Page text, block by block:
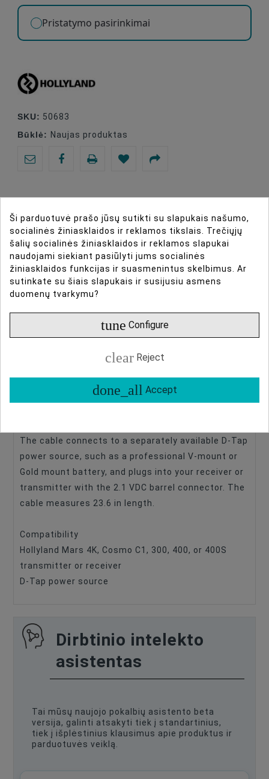
Pristatymo pasirinkimai
SKU: 50683
Būklė: Naujas produktas
DIRBTINIO INTELEKTO ASISTENTAS
DAUGIAU INFORMACIJOS
ATSILIEPIMAI
D-Tap Male And DC Male
Power your Mars 4K, Cosmo C1, 300, 400, or 400S
The cable connects to a separately available D-Tap
power source, such as a professional V-mount or
Gold mount battery, and plugs into your receiver or
transmitter with the 2.1 VDC barrel connector. The
cable measures 23.6 in length.
Compatibility
Hollyland Mars 4K, Cosmo C1, 300, 400, or 400S
transmitter or receiver
D-Tap power source
Dirbtinio intelekto
asistentas
Tai mūsų naujojo pokalbių asistento beta
versija, galinti atsakyti tiek į standartinius,
tiek į išplėstinius klausimus apie produktus ir
parduotuvės veiklą.
Ši parduotuvė prašo jūsų sutikti su slapukais našumo,
socialinės žiniasklaidos ir reklamos tikslais. Trečiųjų
šalių socialinės žiniasklaidos ir reklamos slapukai
naudojami siekiant pasiūlyti jums socialinės
žiniasklaidos funkcijas ir suasmenintus skelbimus. Ar
sutinkate su šiais slapukais ir susijusiu asmens
duomenų tvarkymu?
tune Configure
clear Reject
done_all Accept